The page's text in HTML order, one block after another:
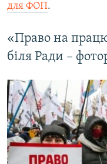
для ФОП.
«Право на
біля Ради –